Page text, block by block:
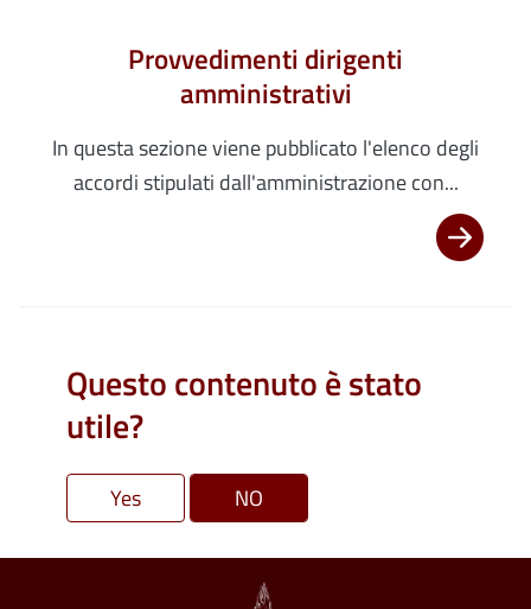
Provvedimenti dirigenti
amministrativi
In questa sezione viene pubblicato l'elenco degli
accordi stipulati dall'amministrazione con...
Questo contenuto è stato
utile?